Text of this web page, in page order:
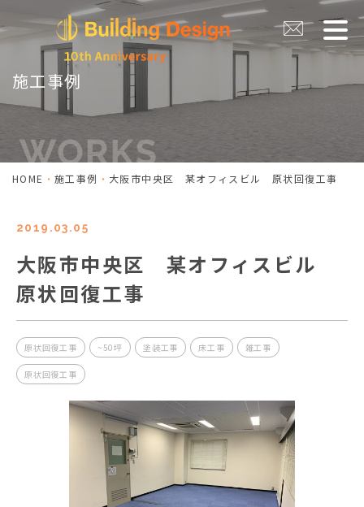
施工事例
HOME 施工事例 大阪市中央区 某オフィスビル 原状回復工事
2019.03.05
大阪市中央区 某オフィスビル
原状回復工事
原状回復工事 ~50坪 塗装工事 床工事 雑工事
原状回復工事